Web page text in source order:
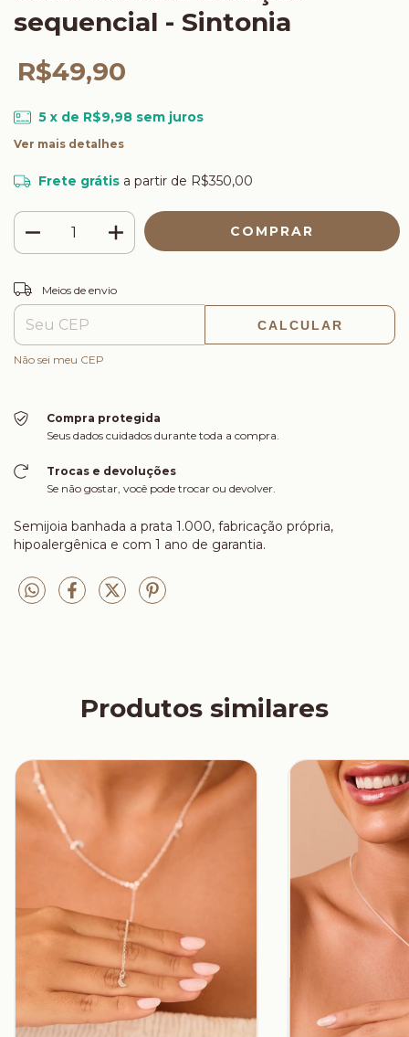
sequencial - Sintonia
R$49,90
5 x de R$9,98 sem juros
Ver mais detalhes
Frete grátis a partir de R$350,00
Entregas para o CEP:
Meios de envio
CALCULAR
Não sei meu CEP
Compra protegida
Seus dados cuidados durante toda a compra.
Trocas e devoluções
Se não gostar, você pode trocar ou devolver.
Semijoia banhada a prata 1.000, fabricação própria,
hipoalergênica e com 1 ano de garantia.
Produtos similares